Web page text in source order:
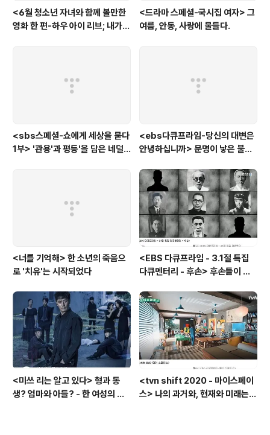
<6월 청소년 자녀와 함께 볼만한
영화 한 편-하우 아이 리브; 내가
<드라마 스페셜-국시집 여자> 그
여름, 안동, 사랑에 물들다.
<sbs스폐셜-쇼에게 세상을 묻다
1부> '관용'과 평등'을 담은 네덜
<ebs다큐프라임-당신의 대변은
안녕하십니까> 문명이 낳은 불치
<너를 기억해> 한 소년의 죽음으
로 '치유'는 시작되었다
<EBS 다큐프라임 - 3.1절 특집
다큐멘터리 - 후손> 후손들이 말
고 후손들이 짊어진 삶의 무게
<미쓰 리는 알고 있다> 형과 동
생? 엄마와 아들? - 한 여성의 죽
<tvn shift 2020 - 마이스페이
스> 나의 과거와, 현재와 미래는